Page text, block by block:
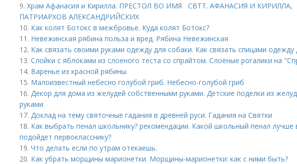
9. Храм Афанасия и Кирилла. ПРЕСТОЛ ВО ИМЯ СВТТ. АФАНАСИЯ И КИРИЛЛА,
ПАТРИАРХОВ АЛЕКСАНДРИЙСКИХ
10. Как колят Ботокс в межбровье. Куда колят Ботокс?
11. Невежинская рябина польза и вред. Рябина Невежинская
12. Как связать своими руками одежду для собаки. Как связать спицами одежду
13. Слойки с яблоками из слоеного теста со спрайтом. Слоёные рогалики на
14. Варенье из красной рябины.
15. Малоизвестный небесно голубой гриб. Небесно-голубой гриб
16. Декор для дома из желудей собственными руками. Детские поделки из
руками
17. Доклад на тему святочные гадания в древней руси. Гадания на Святки
18. Как выбрать пенал школьнику? рекомендации. Какой школьный пенал лучше
подойдет первокласснику?
19. Что делать если по утрам отекаешь.
20. Как убрать морщины марионетки. Морщины-марионетки: как с ними быть?